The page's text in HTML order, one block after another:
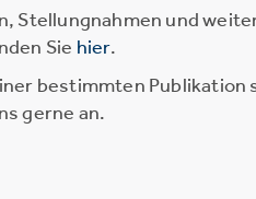
Stellungnahmen und
Sie hier.
bestimmten Publikation
gerne an.